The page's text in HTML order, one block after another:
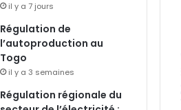
il y a 7 jours
Régulation de
l’autoproduction au
Togo
il y a 3 semaines
Régulation régionale du